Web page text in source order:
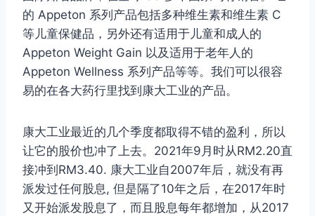
的 Appeton 系列产品包括多种维生素和维生素 C
等儿童保健品，另外还有适用于儿童和成人的
Appeton Weight Gain 以及适用于老年人的
Appeton Wellness 系列产品等等。我们可以很容
易的在各大药行里找到康大工业的产品。
康大工业最近的几个季度都取得不错的盈利，所以
让它的股价也冲了上去。2021年9月时从RM2.20直
接冲到RM3.40. 康大工业自2007年后，就没有再
派发过任何股息, 但是隔了10年之后，在2017年时
又开始派发股息了，而且股息每年都增加，从2017